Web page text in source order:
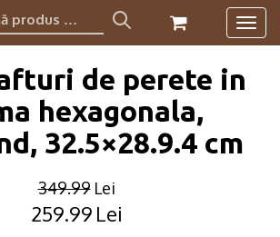
de perete in
hexagonala,
32.5×28.9.4 cm
349.99 Lei
Original
259.99 Lei
Current